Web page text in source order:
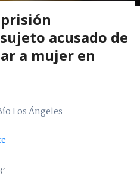
acusado de
a mujer en
Los Ángeles